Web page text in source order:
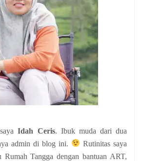
Idah Ceris. Ibuk muda dari dua
admin di blog ini.
Rutinitas saya
Rumah Tangga dengan bantuan ART,